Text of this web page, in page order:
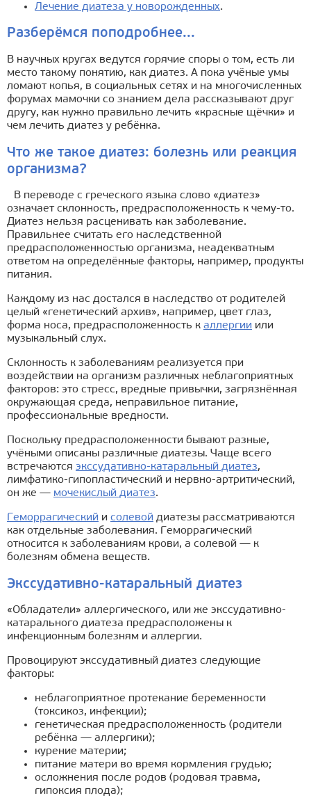
Лечение диатеза у новорожденных.
Разберёмся поподробнее...
В научных кругах ведутся горячие споры о том, есть ли
место такому понятию, как диатез. А пока учёные умы
ломают копья, в социальных сетях и на многочисленных
форумах мамочки со знанием дела рассказывают друг
другу, как нужно правильно лечить «красные щёчки» и
чем лечить диатез у ребёнка.
Что же такое диатез: болезнь или реакция
организма?
В переводе с греческого языка слово «диатез»
означает склонность, предрасположенность к чему-то.
Диатез нельзя расценивать как заболевание.
Правильнее считать его наследственной
предрасположенностью организма, неадекватным
ответом на определённые факторы, например, продукты
питания.
Каждому из нас достался в наследство от родителей
целый «генетический архив», например, цвет глаз,
форма носа, предрасположенность к аллергии или
музыкальный слух.
Склонность к заболеваниям реализуется при
воздействии на организм различных неблагоприятных
факторов: это стресс, вредные привычки, загрязнённая
окружающая среда, неправильное питание,
профессиональные вредности.
Поскольку предрасположенности бывают разные,
учёными описаны различные диатезы. Чаще всего
встречаются экссудативно-катаральный диатез,
лимфатико-гипопластический и нервно-артритический,
он же — мочекислый диатез.
Геморрагический и солевой диатезы рассматриваются
как отдельные заболевания. Геморрагический
относится к заболеваниям крови, а солевой — к
болезням обмена веществ.
Экссудативно-катаральный диатез
«Обладатели» аллергического, или же экссудативно-
катарального диатеза предрасположены к
инфекционным болезням и аллергии.
Провоцируют экссудативный диатез следующие
факторы:
неблагоприятное протекание беременности
(токсикоз, инфекции);
генетическая предрасположенность (родители
ребёнка — аллергики);
курение материи;
питание матери во время кормления грудью;
осложнения после родов (родовая травма,
гипоксия плода);